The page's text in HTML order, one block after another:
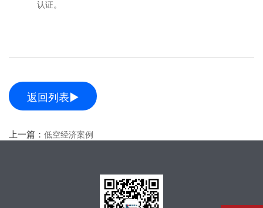
认证。
返回列表▶
上一篇： 低空经济案例